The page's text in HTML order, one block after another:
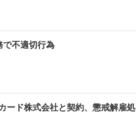
で不適切行為
ード株式会社と契約、懲戒解雇処